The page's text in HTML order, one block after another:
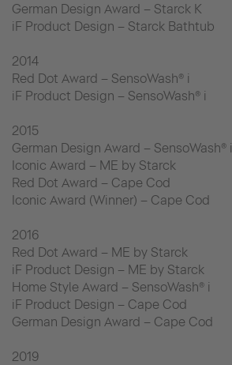
German Design Award – Starck K
iF Product Design – Starck Bathtub
2014
Red Dot Award – SensoWash® i
iF Product Design – SensoWash® i
2015
German Design Award – SensoWash® i
Iconic Award – ME by Starck
Red Dot Award – Cape Cod
Iconic Award (Winner) – Cape Cod
2016
Red Dot Award – ME by Starck
iF Product Design – ME by Starck
Home Style Award – SensoWash® i
iF Product Design – Cape Cod
German Design Award – Cape Cod
2019